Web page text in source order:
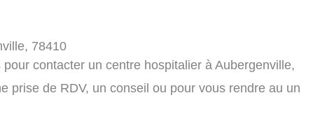
78410
contacter un centre hospitalier à Aubergenville,
prise de RDV, un conseil ou pour vous rendre au un